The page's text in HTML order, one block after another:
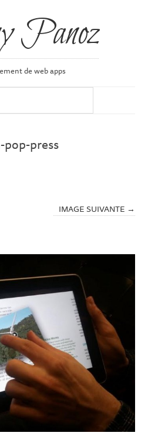
Panoz
de web apps
pop-press
IMAGE SUIVANTE →